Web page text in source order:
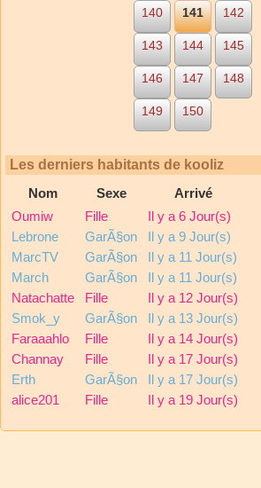
140 141 142
143 144 145
146 147 148
149 150
Les derniers habitants de kooliz
Nom
Sexe
Arrivé
Oumiw
Fille
Il y a 6 Jour(s)
Lebrone
GarÃ§on
Il y a 9 Jour(s)
MarcTV
GarÃ§on
Il y a 11 Jour(s)
March
GarÃ§on
Il y a 11 Jour(s)
Natachatte
Fille
Il y a 12 Jour(s)
Smok_y
GarÃ§on
Il y a 13 Jour(s)
Faraaahlo
Fille
Il y a 14 Jour(s)
Channay
Fille
Il y a 17 Jour(s)
Erth
GarÃ§on
Il y a 17 Jour(s)
alice201
Fille Il y a 19 Jour(s)